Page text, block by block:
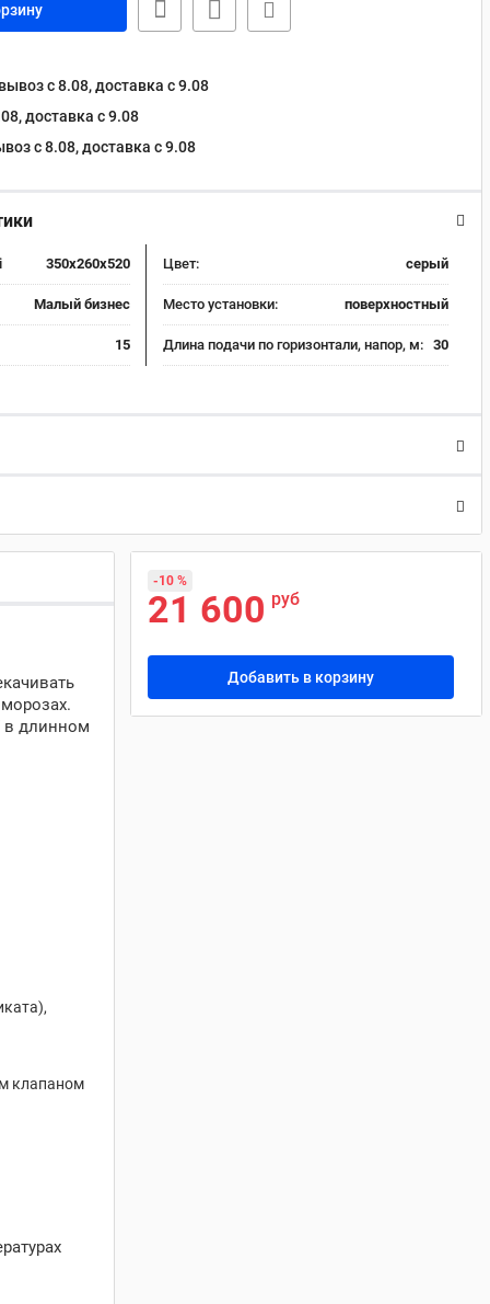
с 8.08, доставка c 9.08
доставка c 9.08
с 8.08, доставка c 9.08
i 350x260x520 Цвет: серый
Малый бизнес Место установки: поверхностный
15 Длина подачи по горизонтали, напор, м: 30
в длинном
клапаном
21 600 руб
-10 %
Добавить в корзину